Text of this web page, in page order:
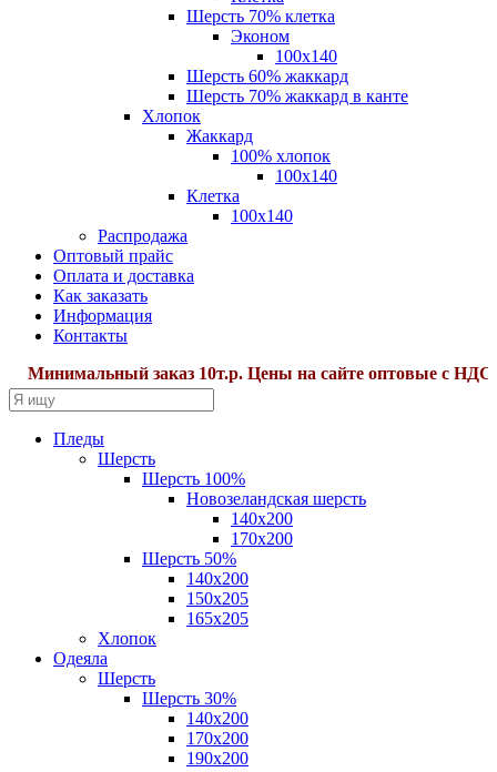
Шерсть 70% клетка
Эконом
100x140
Шерсть 60% жаккард
Шерсть 70% жаккард в канте
Хлопок
Жаккард
100% хлопок
100x140
Клетка
100х140
Распродажа
Оптовый прайс
Оплата и доставка
Как заказать
Информация
Контакты
Минимальный заказ 10т.р. Цены на сайте оптовые с
Пледы
Шерсть
Шерсть 100%
Новозеландская шерсть
140х200
170x200
Шерсть 50%
140x200
150х205
165х205
Хлопок
Одеяла
Шерсть
Шерсть 30%
140х200
170х200
190х200